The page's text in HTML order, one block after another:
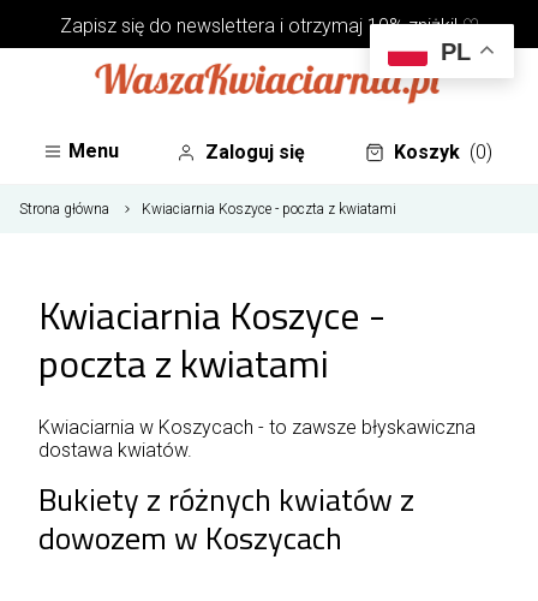
Zapisz się do newsletterai otrzymaj 10% zniżki! ♡
Menu Zaloguj się Koszyk (0)
Strona główna Kwiaciarnia Koszyce - poczta z kwiatami
Kwiaciarnia Koszyce -
poczta z kwiatami
Kwiaciarnia w Koszycach - to zawsze błyskawiczna
dostawa kwiatów.
Bukiety z różnych kwiatów z
dowozem w Koszycach
PL